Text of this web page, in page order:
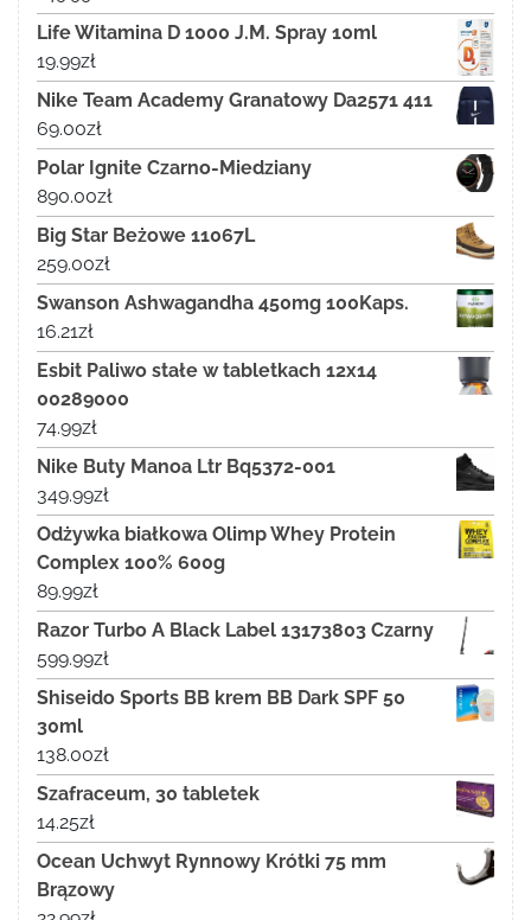
Life Witamina D 1000 J.M. Spray 10ml
19.99zł
Nike Team Academy Granatowy Da2571 411
69.00zł
Polar Ignite Czarno-Miedziany
890.00zł
Big Star Beżowe 11067L
259.00zł
Swanson Ashwagandha 450mg 100Kaps.
16.21zł
Esbit Paliwo stałe w tabletkach 12x14
00289000
74.99zł
Nike Buty Manoa Ltr Bq5372-001
349.99zł
Odżywka białkowa Olimp Whey Protein
Complex 100% 600g
89.99zł
Razor Turbo A Black Label 13173803 Czarny
599.99zł
Shiseido Sports BB krem BB Dark SPF 50
30ml
138.00zł
Szafraceum, 30 tabletek
14.25zł
Ocean Uchwyt Rynnowy Krótki 75 mm
Brązowy